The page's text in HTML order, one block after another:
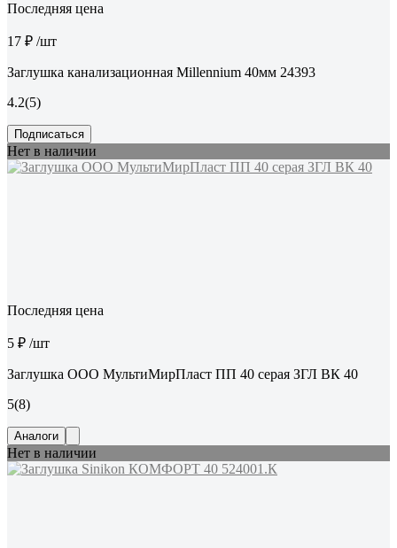
Последняя цена
17 ₽ /шт
Заглушка канализационная Millennium 40мм 24393
4.2(5)
Подписаться
Нет в наличии
Последняя цена
5 ₽ /шт
Заглушка ООО МультиМирПласт ПП 40 серая ЗГЛ ВК 40
5(8)
Аналоги
Нет в наличии